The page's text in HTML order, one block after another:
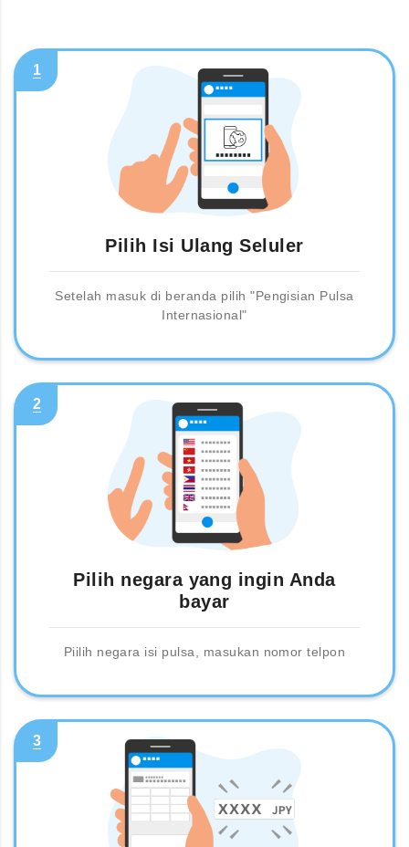
1
Pilih Isi Ulang Seluler
Setelah masuk di beranda pilih "Pengisian Pulsa
Internasional"
2
Pilih negara yang ingin Anda
bayar
Piilih negara isi pulsa, masukan nomor telpon
3